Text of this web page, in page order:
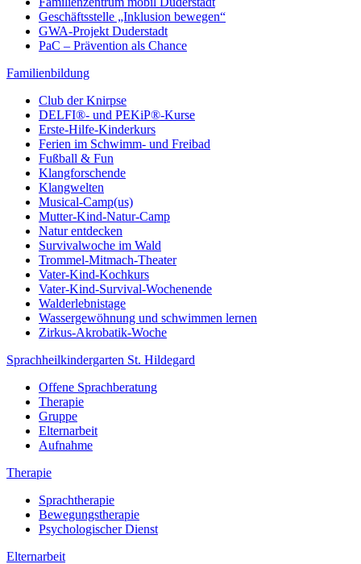
Geschäftsstelle „Inklusion bewegen“
GWA-Projekt Duderstadt
PaC – Prävention als Chance
Familienbildung
Club der Knirpse
DELFI®- und PEKiP®-Kurse
Erste-Hilfe-Kinderkurs
Ferien im Schwimm- und Freibad
Fußball & Fun
Klangforschende
Klangwelten
Musical-Camp(us)
Mutter-Kind-Natur-Camp
Natur entdecken
Survivalwoche im Wald
Trommel-Mitmach-Theater
Vater-Kind-Kochkurs
Vater-Kind-Survival-Wochenende
Walderlebnistage
Wassergewöhnung und schwimmen lernen
Zirkus-Akrobatik-Woche
Sprachheilkindergarten St. Hildegard
Offene Sprachberatung
Therapie
Gruppe
Elternarbeit
Aufnahme
Therapie
Sprachtherapie
Bewegungstherapie
Psychologischer Dienst
Elternarbeit